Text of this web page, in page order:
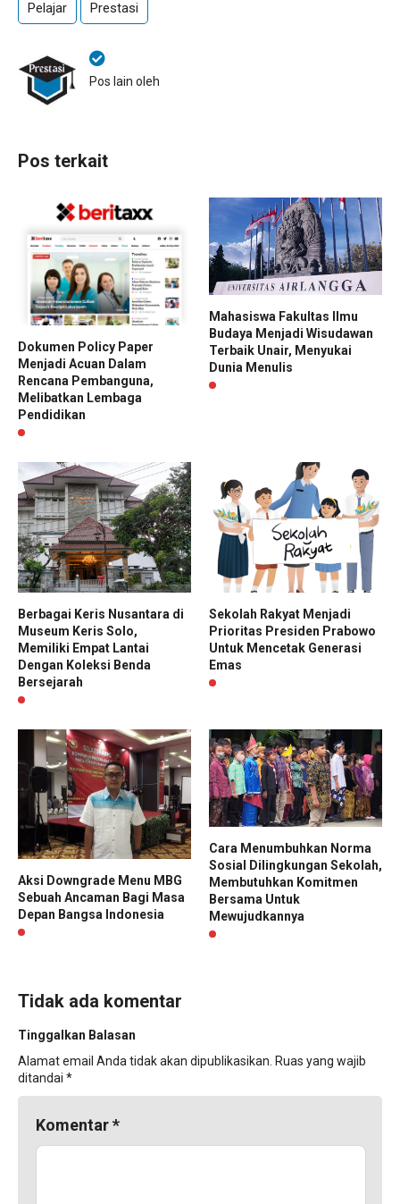
Pelajar Prestasi
Pos lain oleh
Pos terkait
Dokumen Policy Paper
Menjadi Acuan Dalam
Rencana Pembanguna,
Melibatkan Lembaga
Pendidikan
Mahasiswa Fakultas Ilmu
Budaya Menjadi Wisudawan
Terbaik Unair, Menyukai
Dunia Menulis
Berbagai Keris Nusantara di
Museum Keris Solo,
Memiliki Empat Lantai
Dengan Koleksi Benda
Bersejarah
Sekolah Rakyat Menjadi
Prioritas Presiden Prabowo
Untuk Mencetak Generasi
Emas
Aksi Downgrade Menu MBG
Sebuah Ancaman Bagi Masa
Depan Bangsa Indonesia
Cara Menumbuhkan Norma
Sosial Dilingkungan Sekolah,
Membutuhkan Komitmen
Bersama Untuk
Mewujudkannya
Tidak ada komentar
Tinggalkan Balasan
Alamat email Anda tidak akan dipublikasikan. Ruas yang wajib
ditandai *
Komentar*